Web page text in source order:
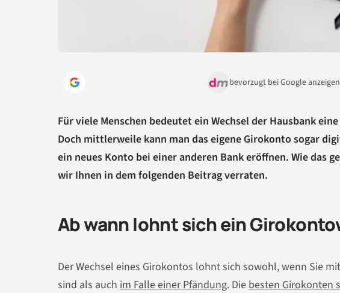
bevorzugt bei Google
Für viele Menschen bedeutet ein Wechsel der Hausbank
Doch mittlerweile kann man das eigene Girokonto sogar
ein neues Konto bei einer anderen Bank eröffnen. Wie das
wir Ihnen in dem folgenden Beitrag verraten.
Ab wann lohnt sich ein
Der Wechsel eines Girokontos lohnt sich sowohl, wenn Sie
sind als auch im Falle einer Pfändung. Die besten Girokonten